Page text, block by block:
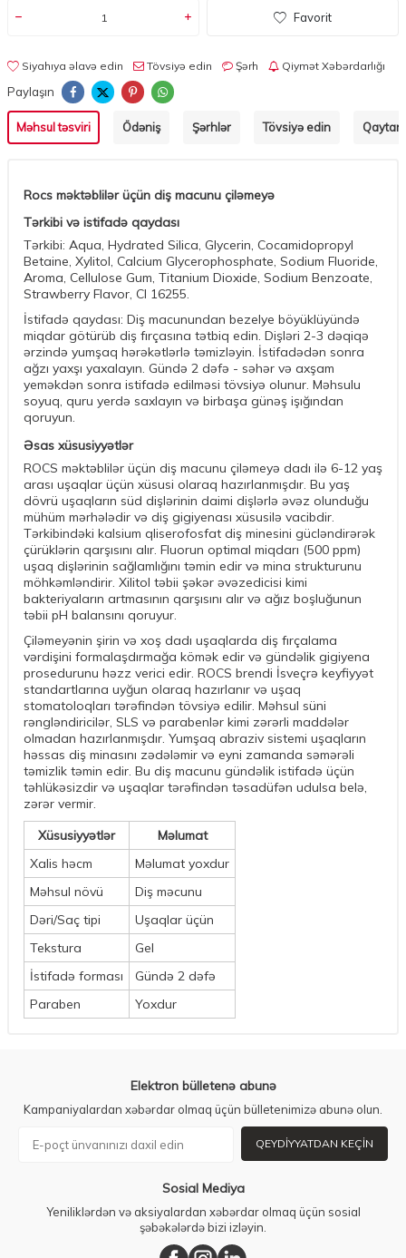
Favorit
Siyahıya əlavə edin Tövsiyə edin Şərh Qiymət Xəbərdarlığı
Paylaşın
Məhsul təsviri Ödəniş Şərhlər Tövsiyə edin
Rocs məktəblilər üçün diş macunu çiləmeyə
Tərkibi və istifadə qaydası
Tərkibi: Aqua, Hydrated Silica, Glycerin, Cocamidopropyl
Betaine, Xylitol, Calcium Glycerophosphate, Sodium Fluoride,
Aroma, Cellulose Gum, Titanium Dioxide, Sodium Benzoate,
Strawberry Flavor, CI 16255.
İstifadə qaydası: Diş macunundan bezelye böyüklüyündə
miqdar götürüb diş fırçasına tətbiq edin. Dişləri 2-3 dəqiqə
ərzində yumşaq hərəkətlərlə təmizləyin. İstifadədən sonra
ağzı yaxşı yaxalayın. Gündə 2 dəfə - səhər və axşam
yeməkdən sonra istifadə edilməsi tövsiyə olunur. Məhsulu
soyuq, quru yerdə saxlayın və birbaşa günəş işığından
qoruyun.
Əsas xüsusiyyətlər
ROCS məktəblilər üçün diş macunu çiləmeyə dadı ilə 6-12 yaş
arası uşaqlar üçün xüsusi olaraq hazırlanmışdır. Bu yaş
dövrü uşaqların süd dişlərinin daimi dişlərlə əvəz olunduğu
mühüm mərhələdir və diş gigiyenası xüsusilə vacibdir.
Tərkibindəki kalsium qliserofosfat diş minesini gücləndirərək
çürüklərin qarşısını alır. Fluorun optimal miqdarı (500 ppm)
uşaq dişlərinin sağlamlığını təmin edir və mina strukturunu
möhkəmləndirir. Xilitol təbii şəkər əvəzedicisi kimi
bakteriyaların artmasının qarşısını alır və ağız boşluğunun
təbii pH balansını qoruyur.
Çiləmeyənin şirin və xoş dadı uşaqlarda diş fırçalama
vərdişini formalaşdırmağa kömək edir və gündəlik gigiyena
prosedurunu həzz verici edir. ROCS brendi İsveçrə keyfiyyət
standartlarına uyğun olaraq hazırlanır və uşaq
stomatoloqları tərəfindən tövsiyə edilir. Məhsul süni
rəngləndiricilər, SLS və parabenlər kimi zərərli maddələr
olmadan hazırlanmışdır. Yumşaq abraziv sistemi uşaqların
həssas diş minasını zədələmir və eyni zamanda səmərəli
təmizlik təmin edir. Bu diş macunu gündəlik istifadə üçün
təhlükəsizdir və uşaqlar tərəfindən təsadüfən udulsa belə,
zərər vermir.
Xüsusiyyətlər
Məlumat
Xalis həcm
Məlumat yoxdur
Məhsul növü
Diş məcunu
Dəri/Saç tipi
Uşaqlar üçün
Tekstura
Gel
İstifadə forması
Gündə 2 dəfə
Paraben
Yoxdur
Elektron bülletenə abunə
Kampaniyalardan xəbərdar olmaq üçün bülletenimizə abunə olun.
QEYDIYYATDAN KEÇIN
Sosial Mediya
Yeniliklərdən və aksiyalardan xəbərdar olmaq üçün sosial
şəbəkələrdə bizi izləyin.